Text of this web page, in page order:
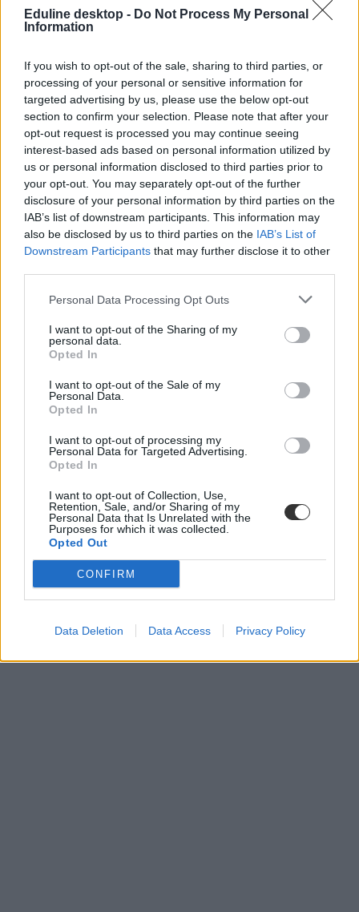
Eduline desktop - Do Not Process My Personal
Information
If you wish to opt-out of the sale, sharing to third parties, or
processing of your personal or sensitive information for
targeted advertising by us, please use the below opt-out
section to confirm your selection. Please note that after your
opt-out request is processed you may continue seeing
interest-based ads based on personal information utilized by
us or personal information disclosed to third parties prior to
your opt-out. You may separately opt-out of the further
disclosure of your personal information by third parties on the
IAB’s list of downstream participants. This information may
also be disclosed by us to third parties on the IAB’s List of
Downstream Participants that may further disclose it to other
Personal Data Processing Opt Outs
I want to opt-out of the Sharing of my
personal data.
Opted In
I want to opt-out of the Sale of my
Personal Data.
Opted In
I want to opt-out of processing my
Personal Data for Targeted Advertising.
Opted In
I want to opt-out of Collection, Use,
Retention, Sale, and/or Sharing of my
Personal Data that Is Unrelated with the
Purposes for which it was collected.
Opted Out
CONFIRM
Data Deletion Data Access Privacy Policy
gimnázium
előrehozott érettségi
technikum